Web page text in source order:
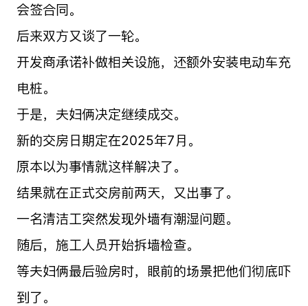
会签合同。
后来双方又谈了一轮。
开发商承诺补做相关设施，还额外安装电动车充
电桩。
于是，夫妇俩决定继续成交。
新的交房日期定在2025年7月。
原本以为事情就这样解决了。
结果就在正式交房前两天，又出事了。
一名清洁工突然发现外墙有潮湿问题。
随后，施工人员开始拆墙检查。
等夫妇俩最后验房时，眼前的场景把他们彻底吓
到了。